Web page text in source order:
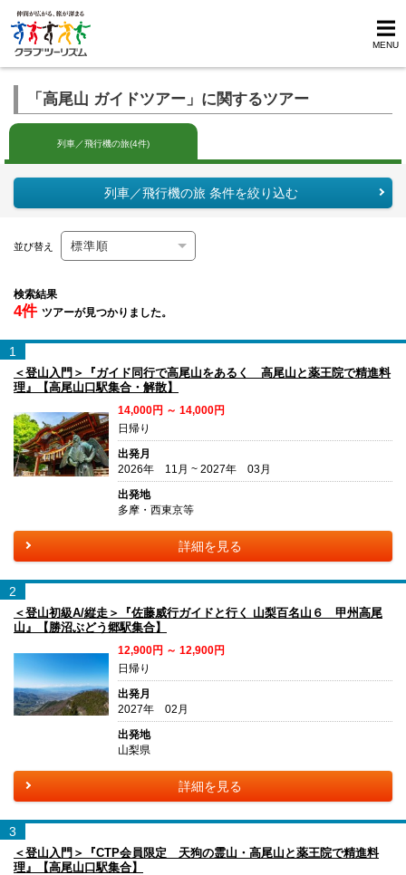
MENU
「高尾山 ガイドツアー」に関するツアー
列車／飛行機の旅(4件)
列車／飛行機の旅 条件を絞り込む
並び替え
検索結果
4件 ツアーが見つかりました。
1
＜登山入門＞『ガイド同行で高尾山をあるく 高尾山と薬王院で精進料
理』【高尾山口駅集合・解散】
14,000円 ～ 14,000円
日帰り
出発月
2026年 11月 ~ 2027年 03月
出発地
多摩・西東京等
詳細を見る
2
＜登山初級A/縦走＞『佐藤威行ガイドと行く 山梨百名山６ 甲州高尾
山』【勝沼ぶどう郷駅集合】
12,900円 ～ 12,900円
日帰り
出発月
2027年 02月
出発地
山梨県
詳細を見る
3
＜登山入門＞『CTP会員限定 天狗の霊山・高尾山と薬王院で精進料
理』【高尾山口駅集合】